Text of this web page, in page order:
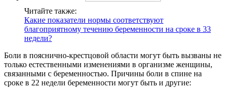
Читайте также:
Какие показатели нормы соответствуют
благоприятному течению беременности на сроке в 33
недели?
Боли в пояснично-крестцовой области могут быть вызваны не
только естественными изменениями в организме женщины,
связанными с беременностью. Причины боли в спине на
сроке в 22 недели беременности могут быть и другие: